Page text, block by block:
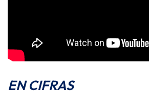
EN CIFRAS